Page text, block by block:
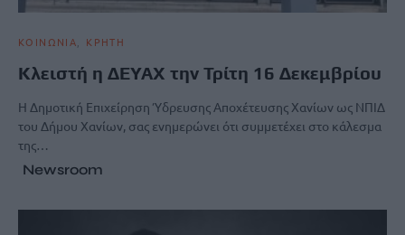
ΚΟΙΝΩΝΙΑ ΚΡΗΤΗ
Κλειστή η ΔΕΥΑΧ την Τρίτη 16 Δεκεμβρίου
Η Δημοτική Επιχείρηση Ύδρευσης Αποχέτευσης Χανίων ως ΝΠΙΔ
του Δήμου Χανίων, σας ενημερώνει ότι συμμετέχει στο κάλεσμα
της…
Newsroom